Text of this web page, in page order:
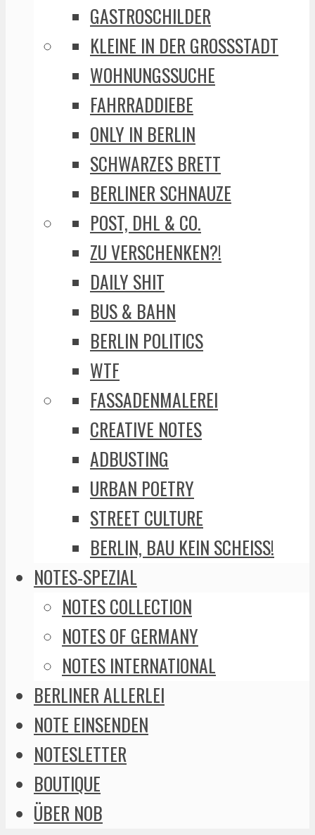
GASTROSCHILDER
KLEINE IN DER GROSSSTADT
WOHNUNGSSUCHE
FAHRRADDIEBE
ONLY IN BERLIN
SCHWARZES BRETT
BERLINER SCHNAUZE
POST, DHL & CO.
ZU VERSCHENKEN?!
DAILY SHIT
BUS & BAHN
BERLIN POLITICS
WTF
FASSADENMALEREI
CREATIVE NOTES
ADBUSTING
URBAN POETRY
STREET CULTURE
BERLIN, BAU KEIN SCHEISS!
NOTES-SPEZIAL
NOTES COLLECTION
NOTES OF GERMANY
NOTES INTERNATIONAL
BERLINER ALLERLEI
NOTE EINSENDEN
NOTESLETTER
BOUTIQUE
ÜBER NOB